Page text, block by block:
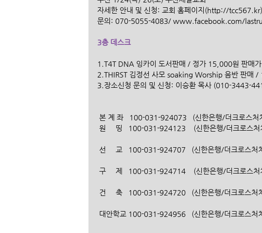
자세한 안내 및 신청: 교회 홈페이지(http://tcc567.kr)
문의: 070-5055-4083/ www.facebook.com/
3층 데스크
1.T4T DNA 잉카이 도서판매 / 정가 15,000원 판매
2.THIRST 김정선 사모 soaking Worship 음반 판매 /
3.장소신청 문의 및 신청: 이
본 계 좌   100-031-924073   (신한은행/더크로스처
원     띵   100-031-924123    (신한은행/더크로스처
선     교   100-031-924707   (신한은행/더크로스처
구     제   100-031-924714    (신한은행/더크로스처
건     축   100-031-924720   (신한은행/더크로스처
대안학교 100-031-924956   (신한은행/더크로스처